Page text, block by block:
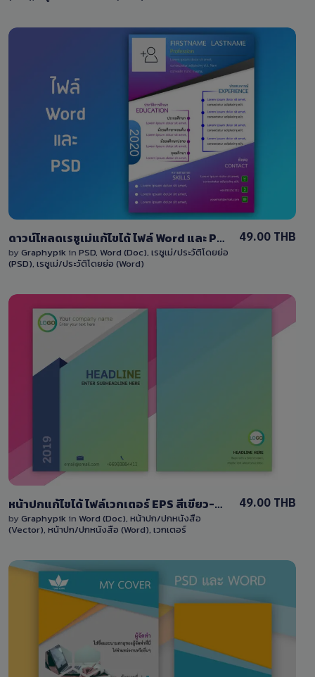
View Details
0 Sale
ดาวน์โหลดเรซูเม่แก้ไขได้ ไฟล์ Word และ PSD ออกแบบด้วยสีม่วง-สีน้ำเงิน / download Resume template
by Graphypik in PSD, Word (Doc), เรซูเม่/ประวัติโดยย่อ
(PSD), เรซูเม่/ประวัติโดยย่อ (Word)
49.00 THB
View Details
หน้าปกแก้ไขได้ ไฟล์เวกเตอร์ EPS สีเขียว-สีฟ้าแบบไล่สี พร้อมไฟล์ Word แก้ไขง่าย Download cover EPS file with blue color
by Graphypik in Word (Doc), หน้าปก/ปกหนังสือ
(Vector), หน้าปก/ปกหนังสือ (Word), เวกเตอร์
49.00 THB
View Details